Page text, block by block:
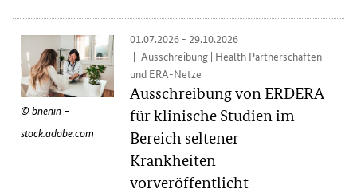
bnenin –
stock.adobe.com
01.07.2026 - 29.10.2026
Ausschreibung | Health Partnerschaften
und ERA-Netze
Ausschreibung von ERDERA
für klinische Studien im
Bereich seltener
Krankheiten
vorveröffentlicht